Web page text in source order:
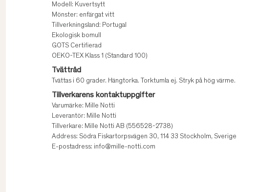
Modell: Kuvertsytt
Mönster: enfärgat vitt
Tillverkningsland: Portugal
Ekologisk bomull
GOTS Certifierad
OEKO-TEX Klass 1 (Standard 100)
Tvättråd
Tvättas i 60 grader. Hängtorka. Torktumla ej. Stryk på hög värme.
Tillverkarens kontaktuppgifter
Varumärke: Mille Notti
Leverantör: Mille Notti
Tillverkare: Mille Notti AB (556528-2738)
Address: Södra Fiskartorpsvägen 30, 114 33 Stockholm, Sverige
E-postadress: info@mille-notti.com